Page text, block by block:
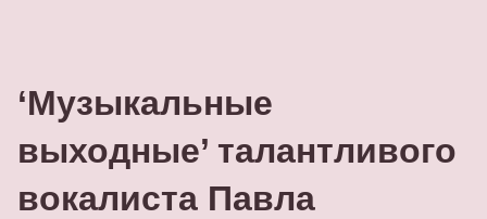
‘Музыкальные
выходные’ талантливого
вокалиста Павла